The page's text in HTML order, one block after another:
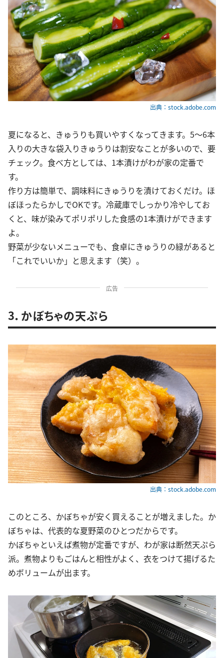
出典：stock.adobe.com
夏になると、きゅうりも買いやすくなってきます。5～6本
入りの大きな袋入りきゅうりは割安なことが多いので、要
チェック。食べ方としては、1本漬けがわが家の定番で
す。
作り方は簡単で、調味料にきゅうりを漬けておくだけ。ほ
ぼほったらかしでOKです。冷蔵庫でしっかり冷やしてお
くと、味が染みてポリポリした食感の1本漬けができます
よ。
野菜が少ないメニューでも、食卓にきゅうりの緑があると
「これでいいか」と思えます（笑）。
広告
3．かぼちゃの天ぷら
出典：stock.adobe.com
このところ、かぼちゃが安く買えることが増えました。か
ぼちゃは、代表的な夏野菜のひとつだからです。
かぼちゃといえば煮物が定番ですが、わが家は断然天ぷら
派。煮物よりもごはんと相性がよく、衣をつけて揚げるた
めボリュームが出ます。